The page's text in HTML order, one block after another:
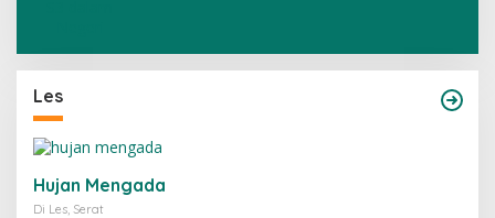
Les
Hujan Mengada
Di Les, Serat